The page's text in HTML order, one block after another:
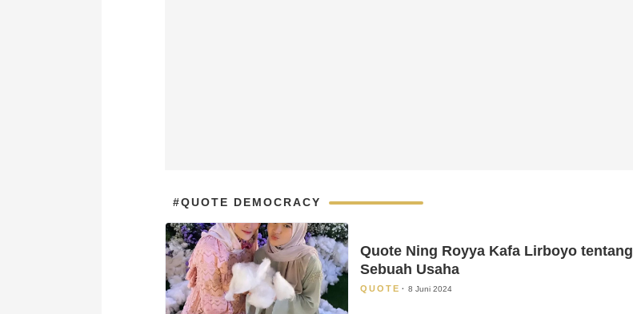
#QUOTE DEMOCRACY
Quote Ning Royya Kafa Lirboyo tentang
Sebuah Usaha
QUOTE 8 Juni 2024